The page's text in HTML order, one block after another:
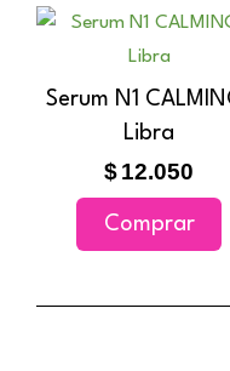
Serum N1
Libra
$12.050
Comprar